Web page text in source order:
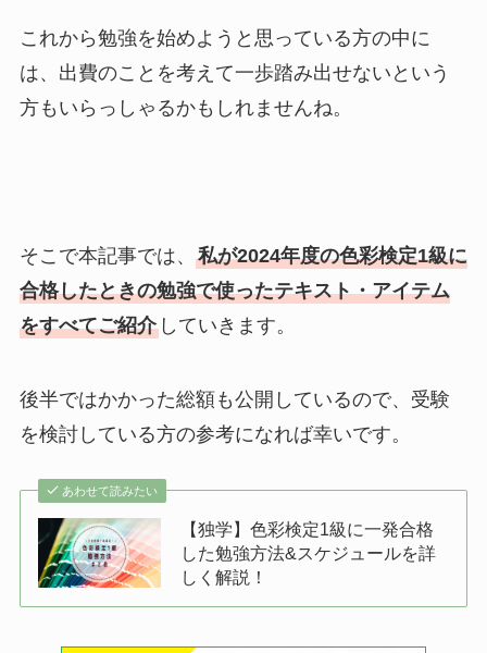
これから勉強を始めようと思っている方の中に
は、出費のことを考えて一歩踏み出せないという
方もいらっしゃるかもしれませんね。
そこで本記事では、 私が2024年度の色彩検定1級に
合格したときの勉強で使ったテキスト・アイテム
をすべてご紹介していきます。
後半ではかかった総額も公開しているので、受験
を検討している方の参考になれば幸いです。
あわせて読みたい
【独学】色彩検定1級に一発合格
した勉強方法&スケジュールを詳
しく解説！